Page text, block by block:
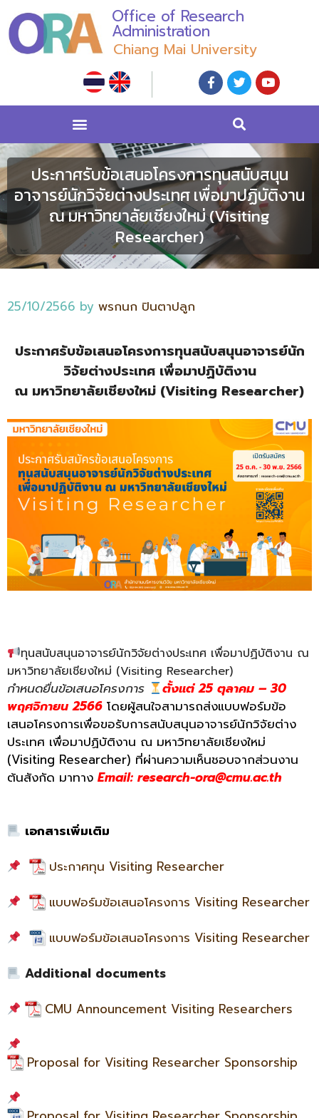
Office of Research
Administration
Chiang Mai University
ประกาศรับข้อเสนอโครงการทุนสนับสนุน
อาจารย์นักวิจัยต่างประเทศ เพื่อมาปฏิบัติงาน
ณ มหาวิทยาลัยเชียงใหม่ (Visiting
Researcher)
25/10/2566 by พรกนก ปินตาปลูก
ประกาศรับข้อเสนอโครงการทุนสนับสนุนอาจารย์นัก
วิจัยต่างประเทศ เพื่อมาปฏิบัติงาน
ณ มหาวิทยาลัยเชียงใหม่ (Visiting Researcher)
ทุนสนับสนุนอาจารย์นักวิจัยต่างประเทศ เพื่อมาปฏิบัติงาน ณ
มหาวิทยาลัยเชียงใหม่ (Visiting Researcher)
กำหนดยื่นข้อเสนอโครงการ
ตั้งแต่ 25 ตุลาคม – 30
พฤศจิกายน 2566 โดยผู้สนใจสามารถส่งแบบฟอร์มข้อ
เสนอโครงการเพื่อขอรับการสนับสนุนอาจารย์นักวิจัยต่าง
ประเทศ เพื่อมาปฏิบัติงาน ณ มหาวิทยาลัยเชียงใหม่
(Visiting Researcher) ที่ผ่านความเห็นชอบจากส่วนงาน
ต้นสังกัด มาทาง Email: research-ora@cmu.ac.th
เอกสารเพิ่มเติม
ประกาศทุน Visiting Researcher
แบบฟอร์มข้อเสนอโครงการ Visiting Researcher
แบบฟอร์มข้อเสนอโครงการ Visiting Researcher
Additional documents
CMU Announcement Visiting Researchers
Proposal for Visiting Researcher Sponsorship